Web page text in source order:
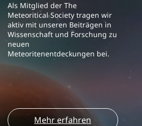
Als Mitglied der The
Meteoritical Society tragen wir
aktiv mit unseren Beiträgen in
Wissenschaft und Forschung zu
neuen
Meteoritenentdeckungen bei.
Mehr erfahren